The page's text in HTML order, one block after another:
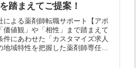
踏まえてご提案！
よる薬剤師転職サポート【アポ
値観」や「相性」まで踏まえて
にあわせた「カスタマイズ求人
域特性を把握した薬剤師専任コ